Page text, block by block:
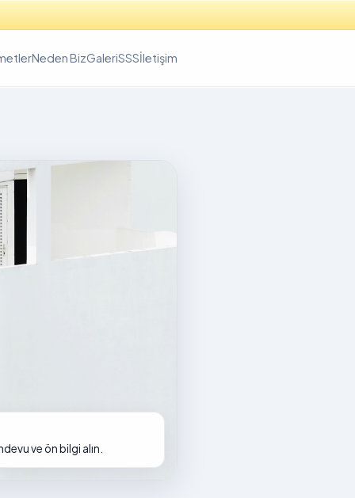
Neden BizGaleriSSSİletişim
ve ön bilgi alın.